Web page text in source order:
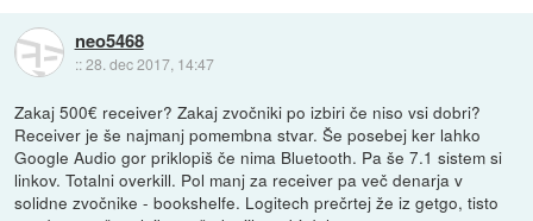
neo5468
::28. dec 2017, 14:47
Zakaj 500€ receiver? Zakaj zvočniki po izbiri če niso vsi dobri?
Receiver je še najmanj pomembna stvar. Še posebej ker lahko
Google Audio gor priklopiš če nima Bluetooth. Pa še 7.1 sistem si
linkov. Totalni overkill. Pol manj za receiver pa več denarja v
solidne zvočnike - bookshelfe. Logitech prečrtej že iz getgo, tisto